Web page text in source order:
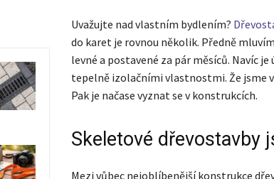
Uvažujte nad vlastním bydlením?
do karet je rovnou několik. Předně
levné a postavené za pár měsíců. Navíc
tepelně izolačními vlastnostmi. Že jsme
Pak je načase vyznat se v konstrukcích.
Skeletové dřevostavby
Mezi vůbec nejoblíbenější konstrukce